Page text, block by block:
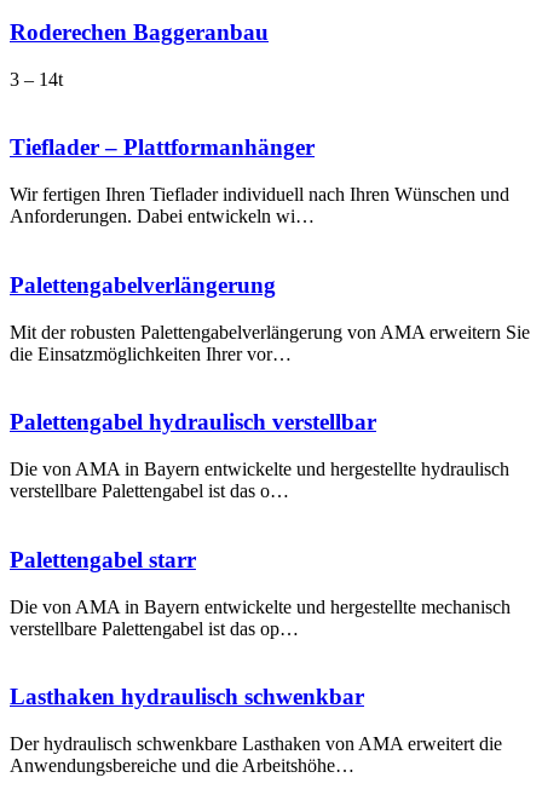
Roderechen Baggeranbau
3 – 14t
Tieflader – Plattformanhänger
Wir fertigen Ihren Tieflader individuell nach Ihren Wünschen und
Anforderungen. Dabei entwickeln wi…
Palettengabel­verlängerung
Mit der robusten Palettengabelverlängerung von AMA erweitern Sie
die Einsatzmöglichkeiten Ihrer vor…
Palettengabel hydraulisch verstellbar
Die von AMA in Bayern entwickelte und hergestellte hydraulisch
verstellbare Palettengabel ist das o…
Palettengabel starr
Die von AMA in Bayern entwickelte und hergestellte mechanisch
verstellbare Palettengabel ist das op…
Lasthaken hydraulisch schwenkbar
Der hydraulisch schwenkbare Lasthaken von AMA erweitert die
Anwendungsbereiche und die Arbeitshöhe…